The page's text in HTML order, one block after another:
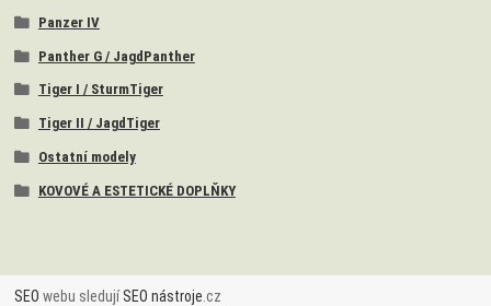
Panzer IV
Panther G / JagdPanther
Tiger I / SturmTiger
Tiger II / JagdTiger
Ostatní modely
KOVOVÉ A ESTETICKÉ DOPLŇKY
SEO webu sledujíSEO nástroje .cz